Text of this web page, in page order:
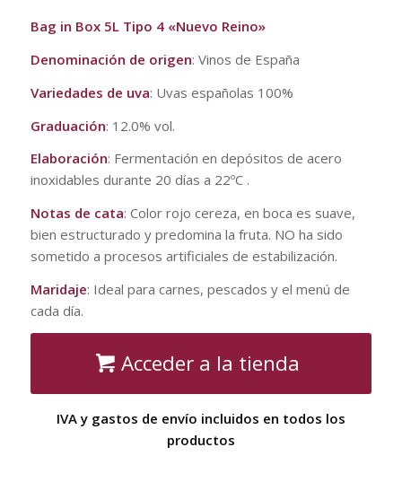
Bag in Box 5L Tipo 4 «Nuevo Reino»
Denominación de origen: Vinos de España
Variedades de uva: Uvas españolas 100%
Graduación: 12.0% vol.
Elaboración: Fermentación en depósitos de acero
inoxidables durante 20 días a 22ºC .
Notas de cata: Color rojo cereza, en boca es suave,
bien estructurado y predomina la fruta. NO ha sido
sometido a procesos artificiales de estabilización.
Maridaje: Ideal para carnes, pescados y el menú de
cada día.
Acceder a la tienda
IVA y gastos de envío incluidos en todos los
productos